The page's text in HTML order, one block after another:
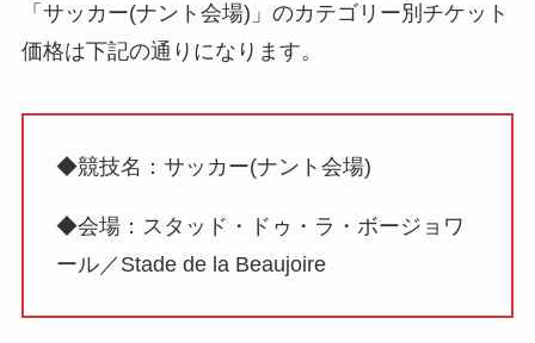
「サッカー(ナント会場)」のカテゴリー別チケット
価格は下記の通りになります。
◆競技名：サッカー(ナント会場)
◆会場：スタッド・ドゥ・ラ・ボージョワ
ール／Stade de la Beaujoire